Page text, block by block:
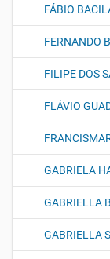
FÁBIO
FERNANDO
FILIPE DOS
FLÁVIO
GABRIELA
GABRIELLA
GABRIELLA